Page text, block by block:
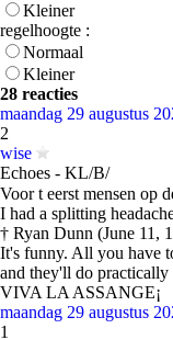
Kleiner
regelhoogte :
Normaal
Kleiner
28 reacties
maandag 29 augustus
2
wise
Echoes - KL/B/
Voor t eerst mensen op
I had a splitting
† Ryan Dunn (June 11,
It's funny. All you have
and they'll do
VIVA LA ASSANGE¡
maandag 29 augustus
1